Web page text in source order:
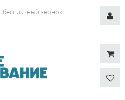
бесплатный звонок